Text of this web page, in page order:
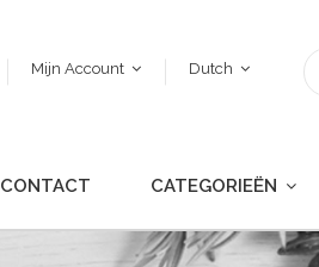
Mijn Account Dutch
CONTACT CATEGORIEËN